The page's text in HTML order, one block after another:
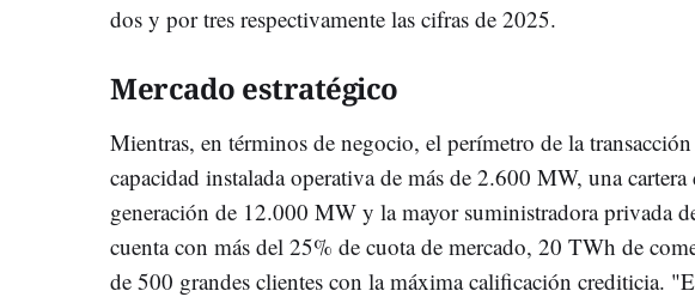
dos y por tres respectivamente las cifras de 2025.
Mercado estratégico
Mientras, en términos de negocio, el perímetro de la
capacidad instalada operativa de más de 2.600 MW, una cartera
generación de 12.000 MW y la mayor suministradora privada
cuenta con más del 25% de cuota de mercado, 20 TWh de
de 500 grandes clientes con la máxima calificación crediticia.